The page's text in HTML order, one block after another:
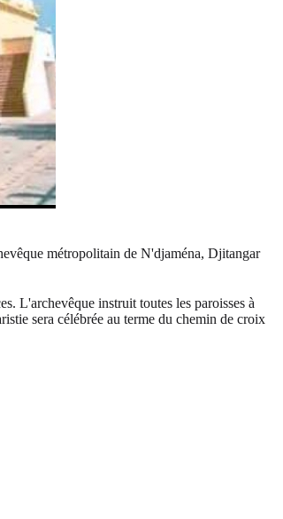
métropolitain de N'djaména, Djitangar
L'archevêque instruit toutes les paroisses à
sera célébrée au terme du chemin de croix